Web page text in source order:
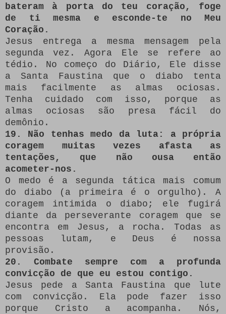
bateram à porta do teu coração, foge
de ti mesma e esconde-te no Meu
Coração.
Jesus entrega a mesma mensagem pela
segunda vez. Agora Ele se refere ao
tédio. No começo do Diário, Ele disse
a Santa Faustina que o diabo tenta
mais facilmente as almas ociosas.
Tenha cuidado com isso, porque as
almas ociosas são presa fácil do
demônio.
19. Não tenhas medo da luta: a própria
coragem muitas vezes afasta as
tentações, que não ousa então
acometer-nos.
O medo é a segunda tática mais comum
do diabo (a primeira é o orgulho). A
coragem intimida o diabo; ele fugirá
diante da perseverante coragem que se
encontra em Jesus, a rocha. Todas as
pessoas lutam, e Deus é nossa
provisão.
20. Combate sempre com a profunda
convicção de que eu estou contigo.
Jesus pede a Santa Faustina que lute
com convicção. Ela pode fazer isso
porque Cristo a acompanha. Nós,